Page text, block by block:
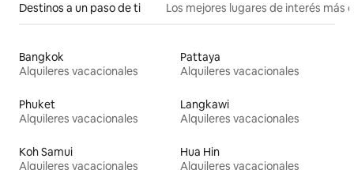
Destinos a un paso de ti Los mejores lugares de interés más
Bangkok
Alquileres vacacionales
Pattaya
Alquileres vacacionales
Phuket
Alquileres vacacionales
Langkawi
Alquileres vacacionales
Koh Samui
Alquileres vacacionales
Hua Hin
Alquileres vacacionales